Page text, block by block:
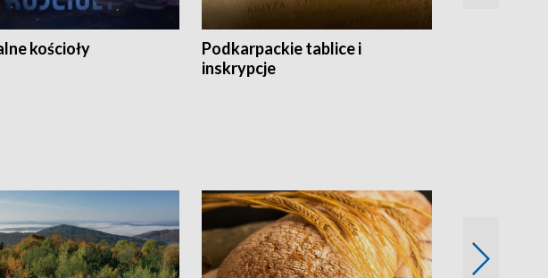
kościoły
Podkarpackie tablice i
inskrypcje